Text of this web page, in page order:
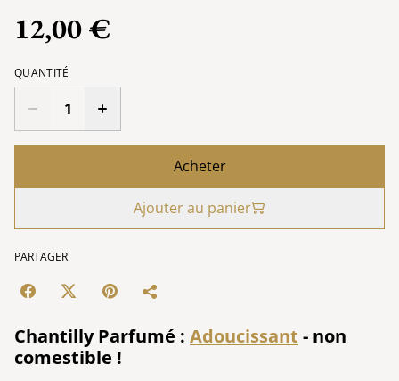
12,00 €
QUANTITÉ
Acheter
Ajouter au panier
PARTAGER
Chantilly Parfumé : Adoucissant - non
comestible !